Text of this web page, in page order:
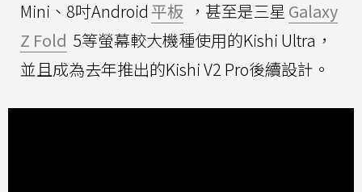
Mini、8吋Android 平板 ，甚至是三星 Galaxy
Z Fold 5等螢幕較大機種使用的Kishi Ultra，
並且成為去年推出的Kishi V2 Pro後續設計。